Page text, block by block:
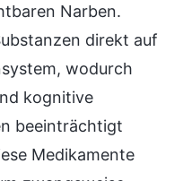
Narben.
direkt auf
wodurch
kognitive
beeinträchtigt
Medikamente